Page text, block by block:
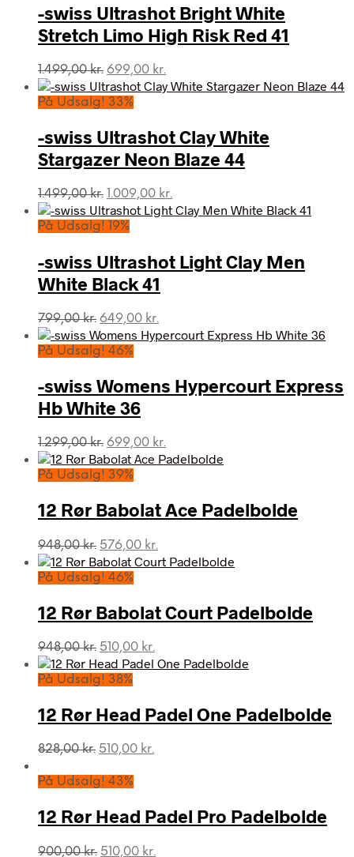
-swiss Ultrashot Bright White
Stretch Limo High Risk Red 41
1.499,00kr. Den
oprindelige
pris
1.499,00 kr..
699,00 kr.
aktuelle
699,00 kr..
På Udsalg! 33%
-swiss Ultrashot Clay White
Stargazer Neon Blaze 44
1.499,00kr. Den
oprindelige
pris
1.499,00 kr..
1.009,00 kr.
aktuelle
1.009,00 kr..
På Udsalg! 19%
-swiss Ultrashot Light Clay Men
White Black 41
799,00kr. Den
oprindelige
pris
799,00 kr..
649,00 kr.
aktuelle
649,00 kr..
På Udsalg! 46%
-swiss Womens Hypercourt Express
Hb White 36
1.299,00kr. Den
oprindelige
pris
1.299,00 kr..
699,00 kr.
aktuelle
699,00 kr..
På Udsalg! 39%
12 Rør Babolat Ace Padelbolde
948,00kr. Den
oprindelige
pris
948,00 kr..
576,00 kr.
aktuelle
576,00 kr..
På Udsalg! 46%
12 Rør Babolat Court Padelbolde
948,00kr. Den
oprindelige
pris
948,00 kr..
510,00 kr.
aktuelle
510,00 kr..
På Udsalg! 38%
12 Rør Head Padel One Padelbolde
828,00kr. Den
pris
828,00 kr..
510,00 kr.
510,00 kr..
På Udsalg! 43%
12 Rør Head Padel Pro Padelbolde
900,00kr. Den
510,00 kr.